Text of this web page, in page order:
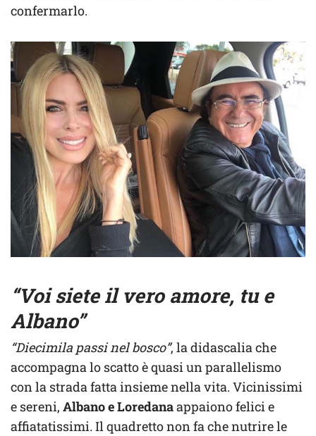
confermarlo.
“Voi siete il vero amore, tu e
Albano”
“Diecimila passi nel bosco”, la didascalia che
accompagna lo scatto è quasi un parallelismo
con la strada fatta insieme nella vita. Vicinissimi
e sereni, Albano e Loredanaappaiono felici e
affiatatissimi. Il quadretto non fa che nutrire le